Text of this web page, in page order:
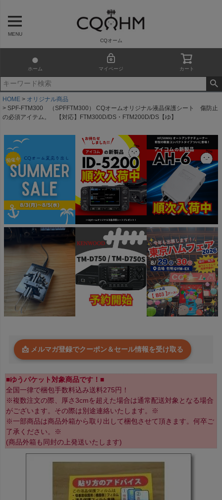
MENU
CQオーム
ホーム マイページ カート
HOME
オリジナル商品
SPF-FTM300 （SPFFTM300） CQオームオリジナル液晶保護シート 傷防止
の必須アイテム。 【対応】FTM300D/DS・FTM200D/DS【ゆ】
📩 メルマガ登録でクーポン＆セール情報を受け取る
■ゆうパケット対象商品です！■
全国一律で梱包手数料込み送料275円！
※複数注文の際、厚さ3cmを超えた場合は通常配送対象となる場合
がございます。その際は別途連絡いたします。※
※一部商品は商品外箱から取り出して梱包させて頂きます。何卒ご
了承ください。※
(商品外箱も同封の上発送いたします)